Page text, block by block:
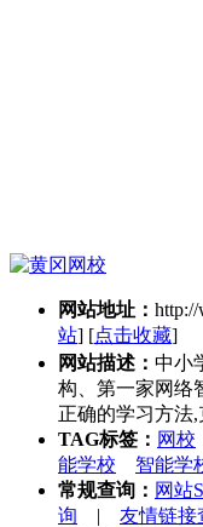
网站地址： http://
站] [点击收藏]
网站描述： 中小
构、第一家网络
正确的学习方法
TAG标签： 网校
能学校
智能学
常规查询： 网站
询 | 友情链接